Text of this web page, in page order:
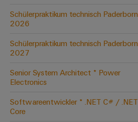
Schülerpraktikum technisch Paderborn
2026
Schülerpraktikum technisch Paderborn
2027
Senior System Architect * Power
Electronics
Softwareentwickler * .NET C# / .NET
Core